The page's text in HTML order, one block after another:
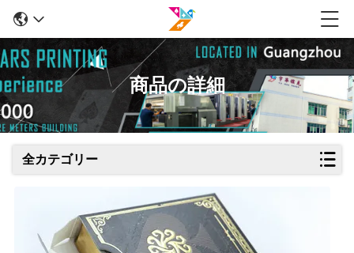
商品の詳細
全カテゴリー